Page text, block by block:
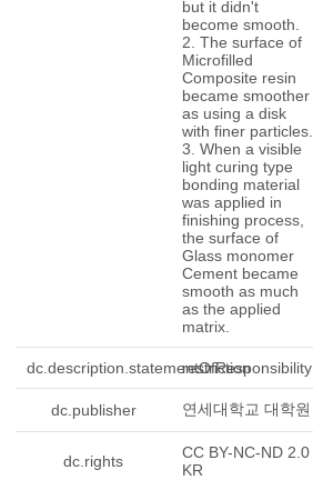
but it didn't
become smooth.
2. The surface of
Microfilled
Composite resin
became smoother
as using a disk
with finer particles.
3. When a visible
light curing type
bonding material
was applied in
finishing process,
the surface of
Glass monomer
Cement became
smooth as much
as the applied
matrix.
dc.description.statementOfResponsibility
restriction
dc.publisher 연세대학교 대학원
dc.rights
CC BY-NC-ND 2.0
KR